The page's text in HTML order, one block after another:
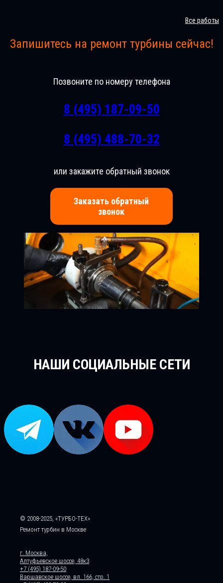
Все работы
Запишитесь на ремонт турбины сейчас!
Позвоните по номеру телефона
8 (495) 187-09-50
8 (495) 488-70-32
или закажите обратный звонок
Заказать обратный
звонок
НАШИ СОЦИАЛЬНЫЕ СЕТИ
© 2008-2025, «ТУРБО-ТЕХ»
Ремонт турбин в Москве
г. Москва,
Алтуфьевское шоссе, 48к3
+7 (495) 187-09-50
Варшавское шоссе, вл. 166, стр. 1